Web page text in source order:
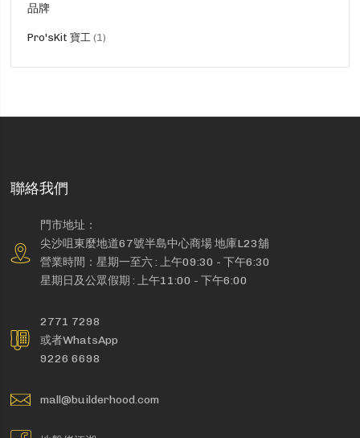
品牌
Pro'sKit 寶工 1貨
聯絡我們
門市地址：
尖沙咀東麼地道67號半島中心商場 地庫L23舖
營業時間：星期一至六 : 上午09:30 - 下午6:30
星期日及公眾假期 : 上午11:00 - 下午6:00
2771 7298
或者WhatsApp
9226 6698
mall@builderhood.com